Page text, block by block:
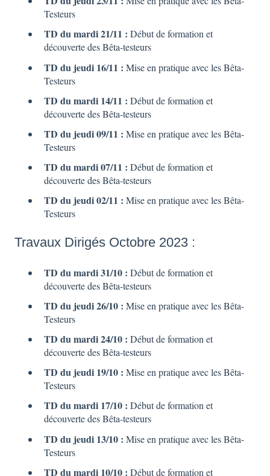
Testeurs
TD du mardi 21/11 : Début de formation et
découverte des Bêta-testeurs
TD du jeudi 16/11 : Mise en pratique avec les Bêta-
Testeurs
TD du mardi 14/11 : Début de formation et
découverte des Bêta-testeurs
TD du jeudi 09/11 : Mise en pratique avec les Bêta-
Testeurs
TD du mardi 07/11 : Début de formation et
découverte des Bêta-testeurs
TD du jeudi 02/11 : Mise en pratique avec les Bêta-
Testeurs
Travaux Dirigés Octobre 2023 :
TD du mardi 31/10 : Début de formation et
découverte des Bêta-testeurs
TD du jeudi 26/10 : Mise en pratique avec les Bêta-
Testeurs
TD du mardi 24/10 : Début de formation et
découverte des Bêta-testeurs
TD du jeudi 19/10 : Mise en pratique avec les Bêta-
Testeurs
TD du mardi 17/10 : Début de formation et
découverte des Bêta-testeurs
TD du jeudi 13/10 : Mise en pratique avec les Bêta-
Testeurs
TD du mardi 10/10 : Début de formation et